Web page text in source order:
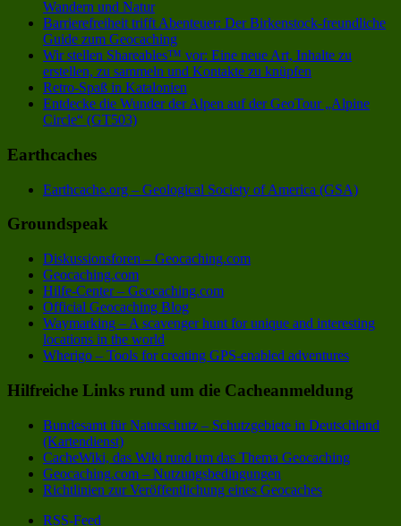
Wandern und Natur
Barrierefreiheit trifft Abenteuer: Der Birkenstock-freundliche
Guide zum Geocaching
Wir stellen Shareables™ vor: Eine neue Art, Inhalte zu
erstellen, zu sammeln und Kontakte zu knüpfen
Retro-Spaß in Katalonien
Entdecke die Wunder der Alpen auf der GeoTour „Alpine
Circle“ (GT503)
Earthcaches
Earthcache.org – Geological Society of America (GSA)
Groundspeak
Diskussionsforen – Geocaching.com
Geocaching.com
Hilfe-Center – Geocaching.com
Official Geocaching Blog
Waymarking – A scavenger hunt for unique and interesting
locations in the world
Wherigo – Tools for creating GPS-enabled adventures
Hilfreiche Links rund um die Cacheanmeldung
Bundesamt für Naturschutz – Schutzgebiete in Deutschland
(Kartendienst)
CacheWiki, das Wiki rund um das Thema Geocaching
Geocaching.com – Nutzungsbedingungen
Richtlinien zur Veröffentlichung eines Geocaches
RSS-Feed